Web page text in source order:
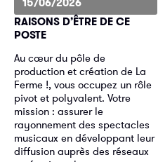
RAISONS D’ÊTRE DE CE
POSTE
Au cœur du pôle de
production et création de La
Ferme !, vous occupez un rôle
pivot et polyvalent. Votre
mission : assurer le
rayonnement des spectacles
musicaux en développant leur
diffusion auprès des réseaux